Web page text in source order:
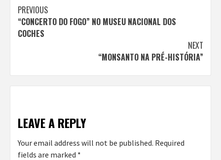
Continue
Reading
PREVIOUS
“CONCERTO DO FOGO” NO MUSEU NACIONAL DOS
COCHES
NEXT
“MONSANTO NA PRÉ-HISTÓRIA”
LEAVE A REPLY
Your email address will not be published. Required
fields are marked *